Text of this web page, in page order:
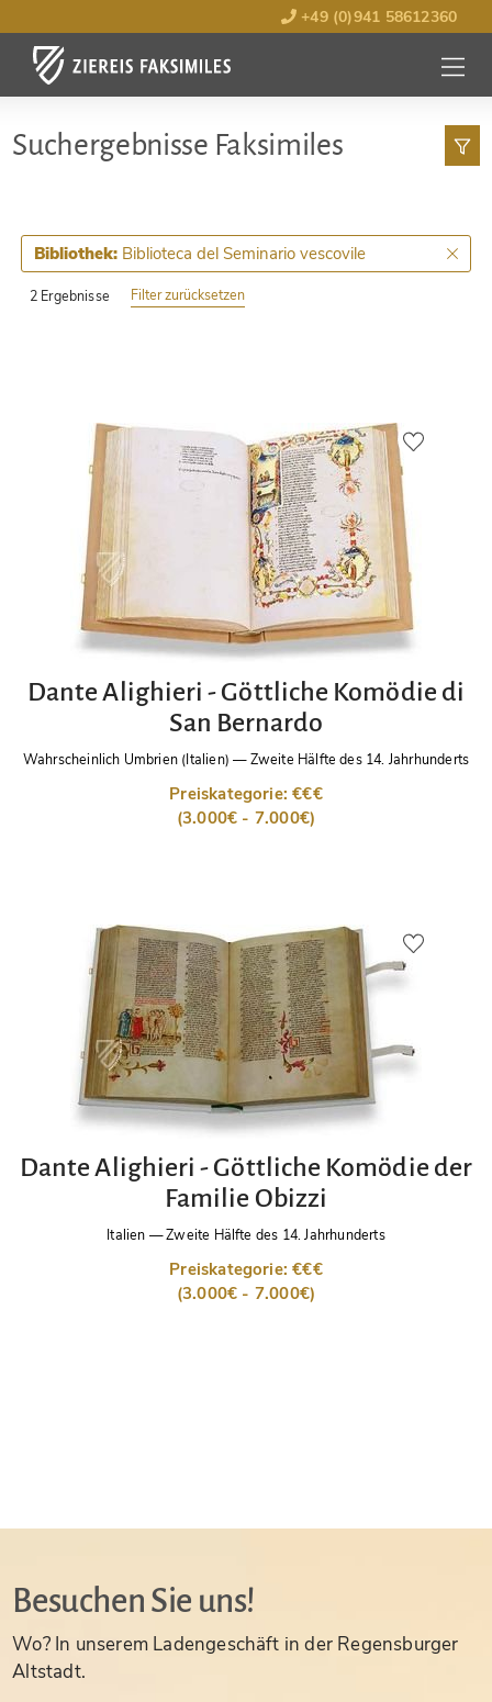
+49 (0)941 58612360
MENÜ
Such­ergebnisse Faksimiles
2 Ergebnisse
Bibliothek: Biblioteca del Seminario vescovile
Filter zurücksetzen
Dante Alighieri - Göttliche Komödie di
San Bernardo
Wahrscheinlich Umbrien (Italien)—Zweite Hälfte des 14. Jahrhunderts
Preiskategorie: €€€
(3.000€ - 7.000€)
Dante Alighieri - Göttliche Komödie der
Familie Obizzi
Italien —Zweite Hälfte des 14. Jahrhunderts
Preiskategorie: €€€
(3.000€ - 7.000€)
Besuchen Sie uns!
Wo? In unserem Ladengeschäft in der Regensburger
Altstadt.